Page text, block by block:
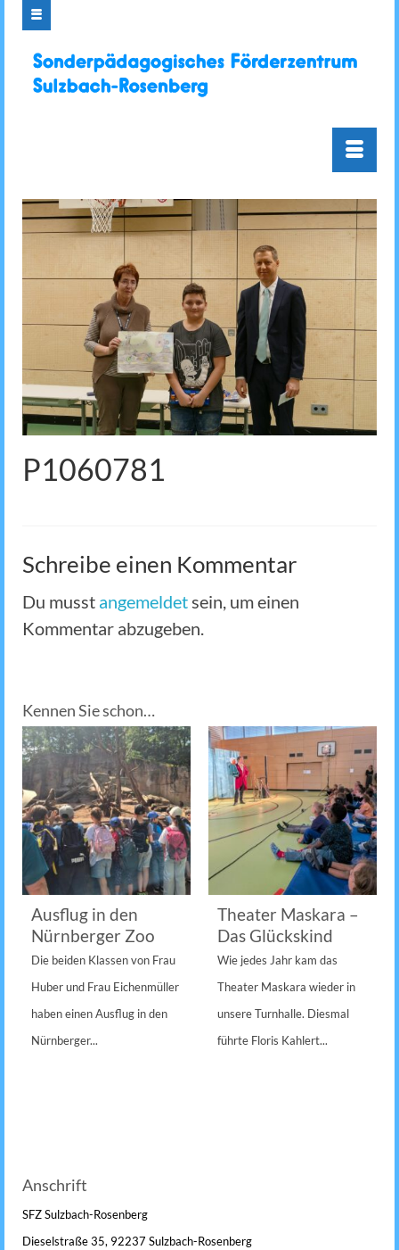
P1060781
Schreibe einen Kommentar
Du musst angemeldetsein, um einen
Kommentar abzugeben.
Kennen Sie schon…
Ausflug in den
Nürnberger Zoo
Die beiden Klassen von Frau
Huber und Frau Eichenmüller
haben einen Ausflug in den
Nürnberger...
Theater Maskara –
Das Glückskind
Wie jedes Jahr kam das
Theater Maskara wieder in
unsere Turnhalle. Diesmal
führte Floris Kahlert...
Anschrift
SFZ Sulzbach-Rosenberg
Dieselstraße 35, 92237 Sulzbach-Rosenberg